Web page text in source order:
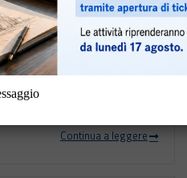
Venerdì 19 Marzo 2021, per
sismiche, è stata
con la
L.R. Lombardia
Continua a leggere